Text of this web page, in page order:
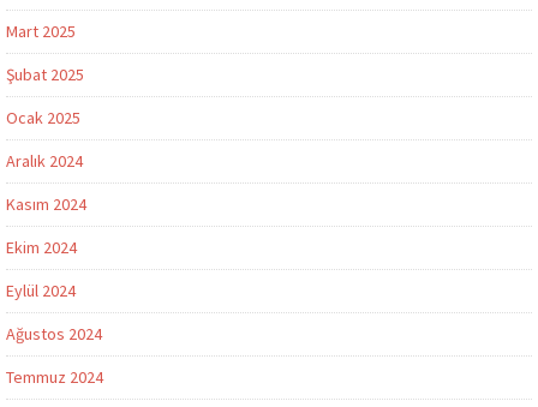
Mart 2025
Şubat 2025
Ocak 2025
Aralık 2024
Kasım 2024
Ekim 2024
Eylül 2024
Ağustos 2024
Temmuz 2024